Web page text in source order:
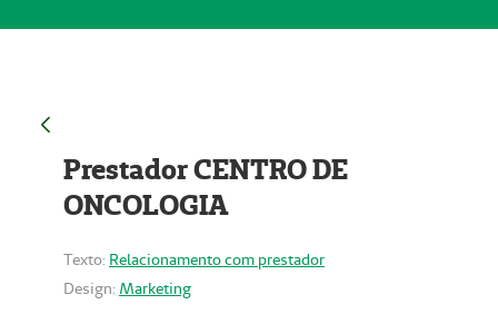
Prestador CENTRO DE
ONCOLOGIA
Texto: Relacionamento com prestador
Design: Marketing